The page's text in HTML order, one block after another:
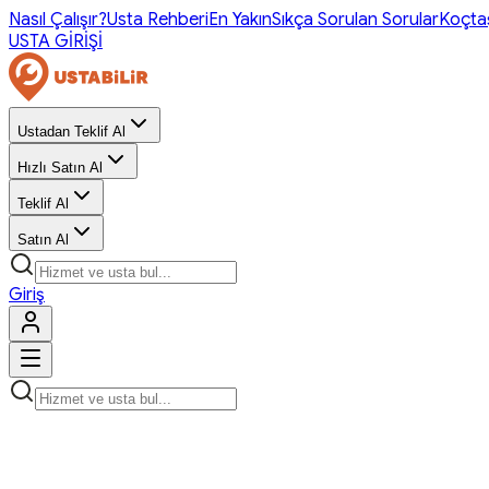
Nasıl Çalışır?Usta RehberiEn YakınSıkça Sorulan Sorular
USTA GİRİŞİ
Ustadan Teklif Al
Hızlı Satın Al
Teklif Al
Satın Al
Giriş